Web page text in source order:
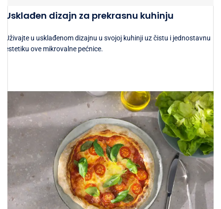
Usklađen dizajn za prekrasnu kuhinju
Uživajte u usklađenom dizajnu u svojoj kuhinji uz čistu i jednostavnu
estetiku ove mikrovalne pećnice.